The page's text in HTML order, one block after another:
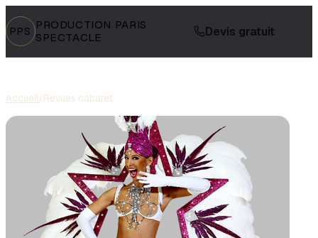
PPS PRODUCTION PARIS
SPECTACLE
Devis gratuit
Accueil/Revues cabaret